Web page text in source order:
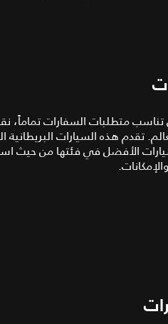
متطلبات السفارات تماماً،
هذه السيارات البريطانية
الأفضل في فئتها من حيث